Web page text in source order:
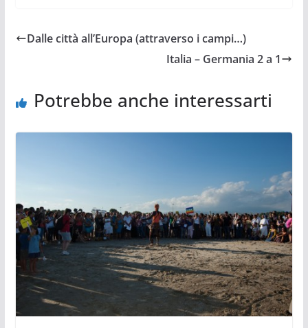
Dalle città all’Europa (attraverso i campi…)
Italia – Germania 2 a 1
Potrebbe anche interessarti